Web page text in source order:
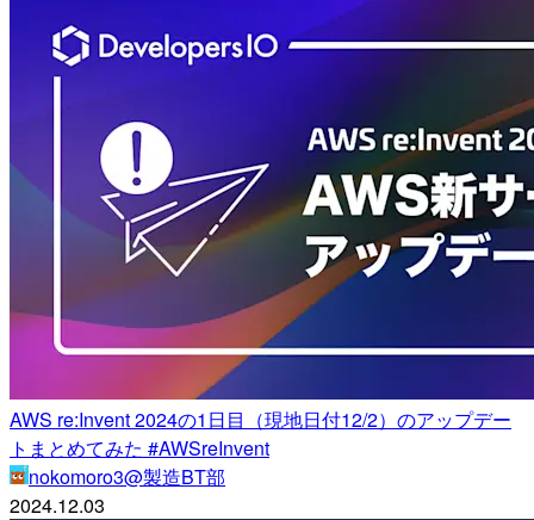
AWS re:Invent 2024の1日目（現地日付12/2）のアップデー
トまとめてみた #AWSreInvent
nokomoro3@製造BT部
2024.12.03